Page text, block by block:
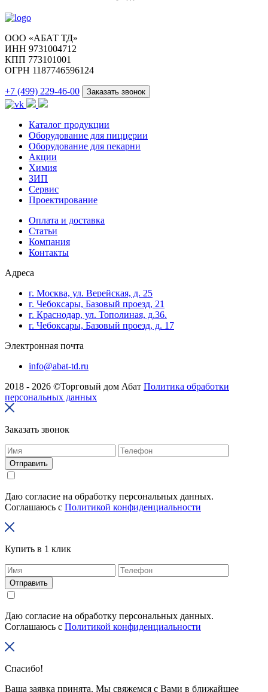
ООО «АБАТ ТД»
ИНН 9731004712
КПП 773101001
ОГРН 1187746596124
+7 (499) 229-46-00 Заказать звонок
Каталог продукции
Оборудование для пиццерии
Оборудование для пекарни
Акции
Химия
ЗИП
Сервис
Проектирование
Оплата и доставка
Cтатьи
Компания
Контакты
Адреса
г. Москва, ул. Верейская, д. 25
г. Чебоксары, Базовый проезд, 21
г. Краснодар, ул. Тополиная, д.36.
г. Чебоксары, Базовый проезд, д. 17
Электронная почта
info@abat-td.ru
2018 - 2026 ©Торговый дом Абат Политика обработки
персональных данных
Заказать звонок
Отправить
Даю согласие на обработку персональных данных.
Соглашаюсь с Политикой конфиденциальности
Купить в 1 клик
Отправить
Даю согласие на обработку персональных данных.
Соглашаюсь с Политикой конфиденциальности
Спасибо!
Ваша заявка принята. Мы свяжемся с Вами в ближайшее